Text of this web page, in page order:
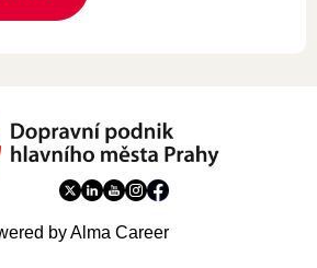
by Alma Career